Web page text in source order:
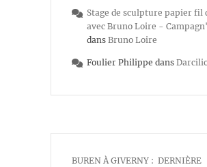
Stage de sculpture papier fil
avec Bruno Loire -
dans Bruno Loire
Foulier Philippe dans
BUREN À GIVERNY : DERNIÈRE